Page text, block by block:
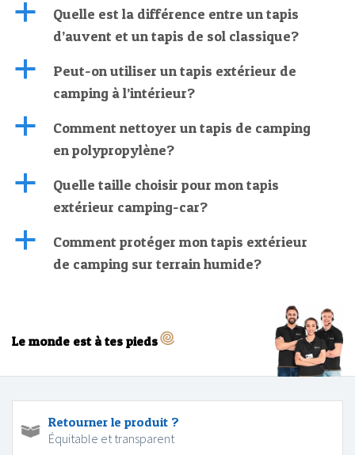
a
Quelle est la différence entre un tapis
d’auvent et un tapis de sol classique?
a
Peut-on utiliser un tapis extérieur de
camping à l’intérieur?
a
Comment nettoyer un tapis de camping
en polypropylène?
a
Quelle taille choisir pour mon tapis
extérieur camping-car?
a
Comment protéger mon tapis extérieur
de camping sur terrain humide?
Le monde est à tes pieds
Retourner le produit ?
Équitable et transparent